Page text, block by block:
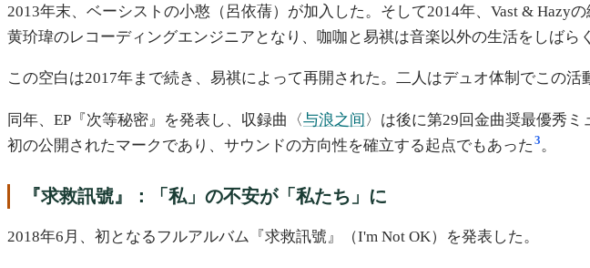
2013年末、ベーシストの小憨（呂依蒨）が加入した。そして2014年、Vast &
黄玠瑋のレコーディングエンジニアとなり、咖咖と易祺は音楽以外の生活をしばら
この空白は2017年まで続き、易祺によって再開された。二人はデュオ体制でこの活
同年、EP『次等秘密』を発表し、収録曲〈与浪之间〉は後に第29回金曲奨最優秀
初の公開されたマークであり、サウンドの方向性を確立する起点でもあった 3。
『求救訊號』：「私」の不安が「私たち」に
2018年6月、初となるフルアルバム『求救訊號』（I'm Not OK）を発表した。